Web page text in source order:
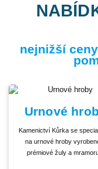
nejnižší
Urnové
Kamenictví Kůrka se
na urnové hroby
prémiové žuly a